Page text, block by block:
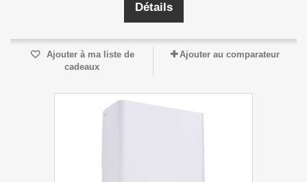
Détails
Ajouter à ma liste de
cadeaux
Ajouter au comparateur